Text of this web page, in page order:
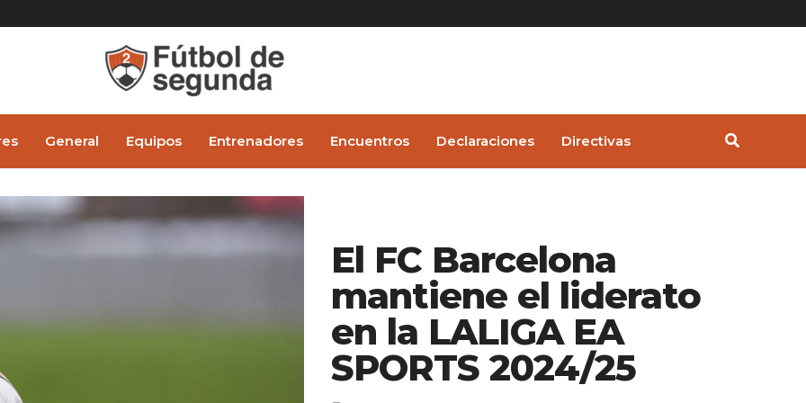
General Equipos Entrenadores Encuentros Declaraciones Directivas
El FC Barcelona
mantiene el liderato
en la LALIGA EA
SPORTS 2024/25